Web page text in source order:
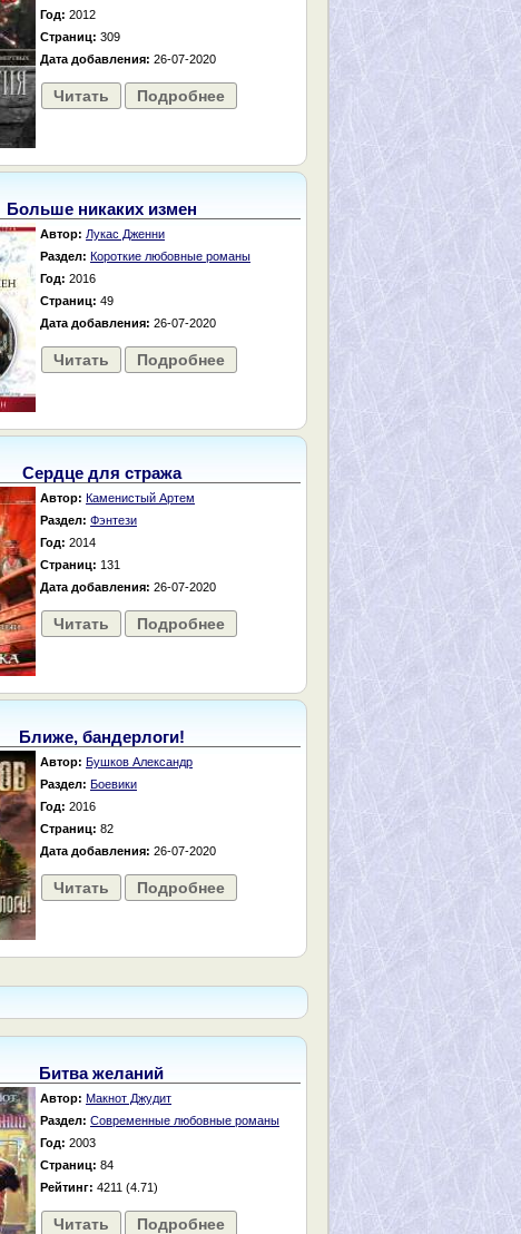
Год: 2012
Страниц: 309
Дата добавления: 26-07-2020
Читать Подробнее
Больше никаких измен
Автор: Лукас Дженни
Раздел: Короткие любовные романы
Год: 2016
Страниц: 49
Дата добавления: 26-07-2020
Читать Подробнее
Сердце для стража
Автор: Каменистый Артем
Раздел: Фэнтези
Год: 2014
Страниц: 131
Дата добавления: 26-07-2020
Читать Подробнее
Ближе, бандерлоги!
Автор: Бушков Александр
Раздел: Боевики
Год: 2016
Страниц: 82
Дата добавления: 26-07-2020
Читать Подробнее
Битва желаний
Автор: Макнот Джудит
Раздел: Современные любовные романы
Год: 2003
Страниц: 84
Рейтинг: 4211 (4.71)
Читать Подробнее